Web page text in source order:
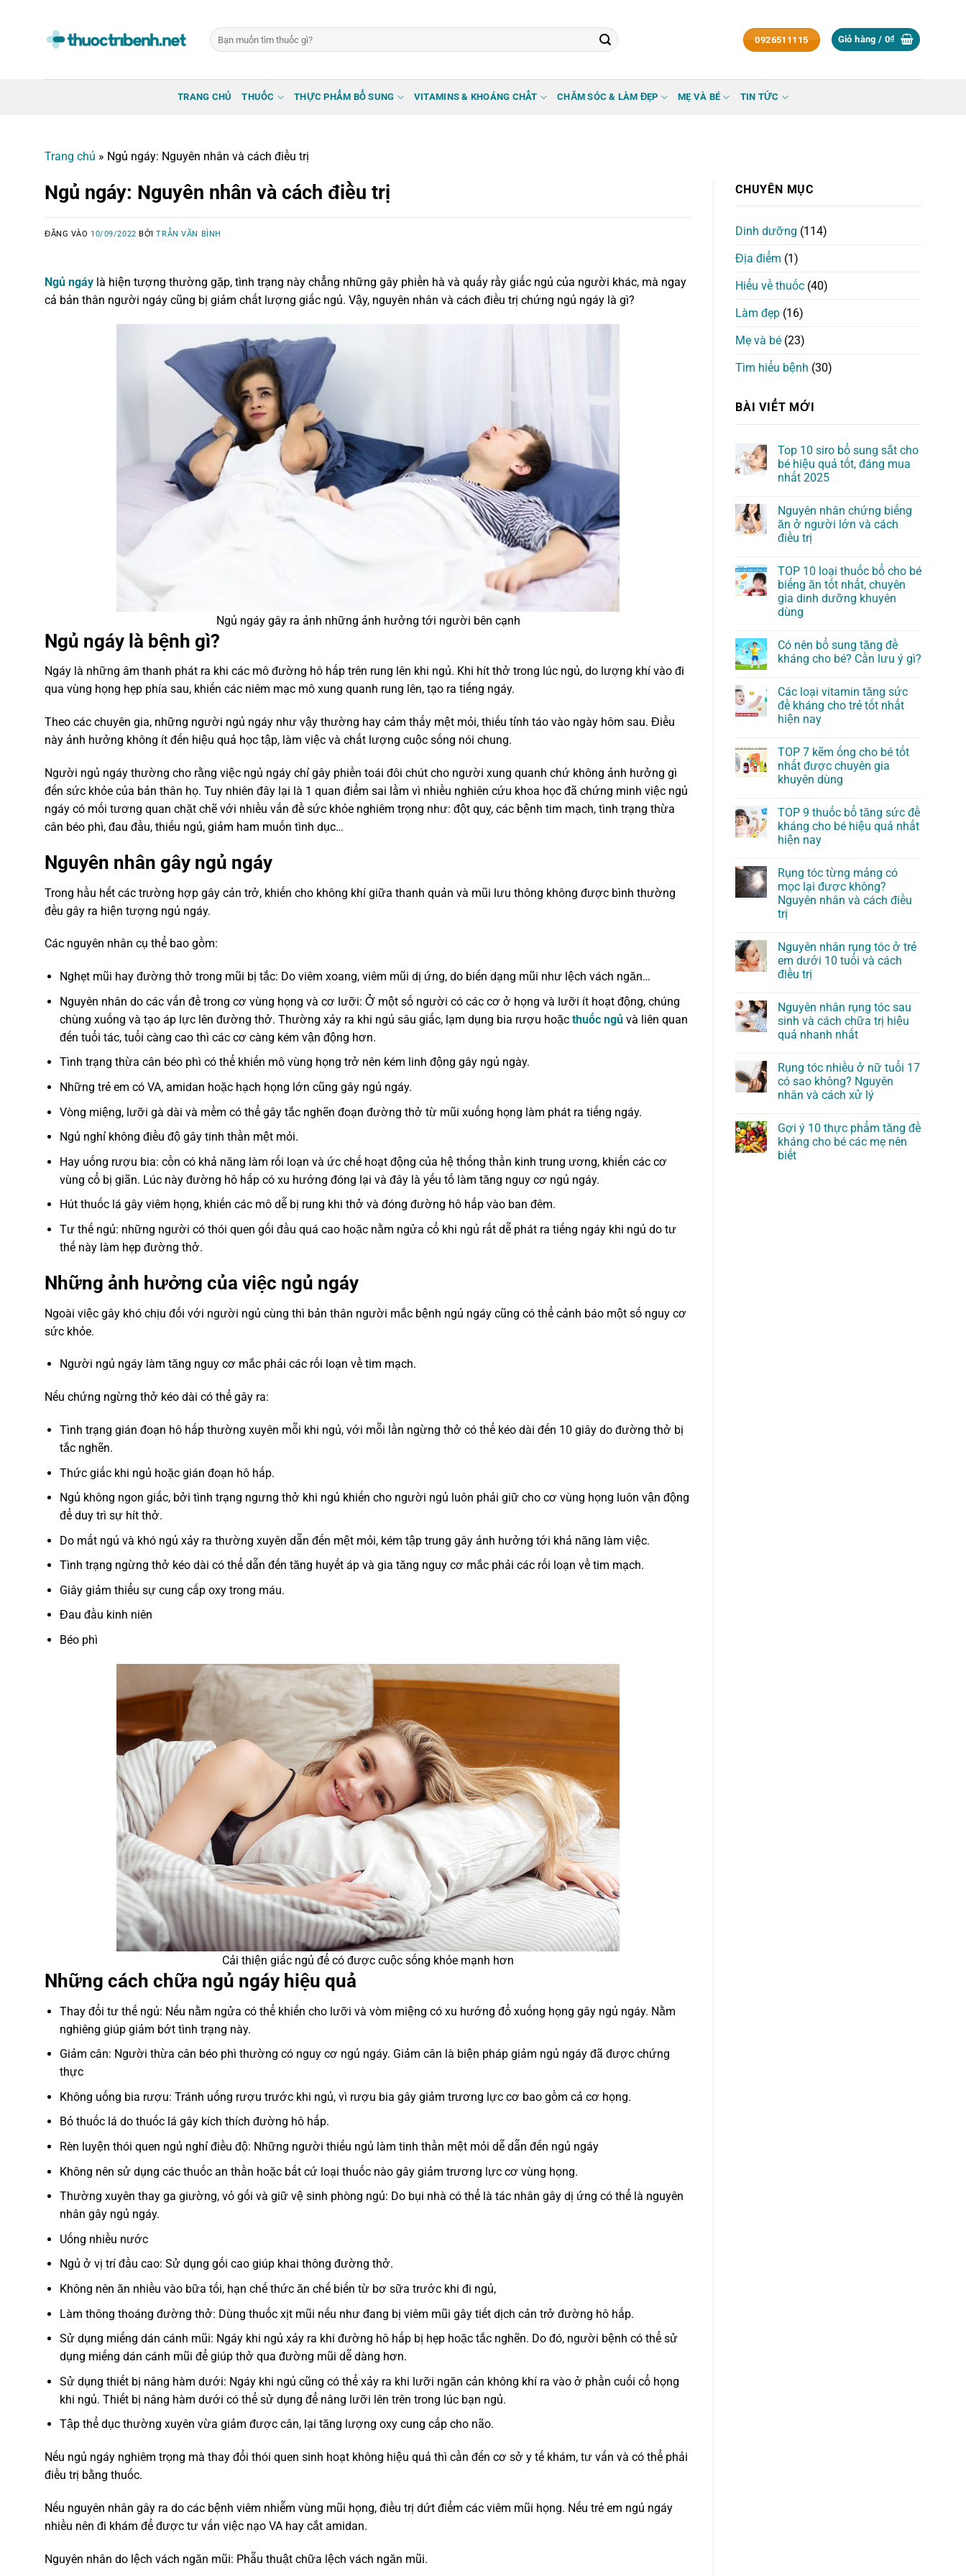
Tìm
kiếm:
0926511115 Giỏ hàng / 0₫
TRANG CHỦ THUỐC THỰC PHẨM BỔ SUNG VITAMINS & KHOÁNG CHẤT CHĂM SÓC & LÀM ĐẸP MẸ VÀ BÉ TIN TỨC
Trang chủ » Ngủ ngáy: Nguyên nhân và cách điều trị
Ngủ ngáy: Nguyên nhân và cách điều trị
ĐĂNG VÀO 10/09/2022 BỞITRẦN VĂN BÌNH
Ngủ ngáy là hiện tượng thường gặp, tình trạng này chẳng những gây phiền hà và quấy rầy giấc ngủ của người khác, mà ngay
cả bản thân người ngáy cũng bị giảm chất lượng giấc ngủ. Vậy, nguyên nhân và cách điều trị chứng ngủ ngáy là gì?
Ngủ ngáy gây ra ảnh những ảnh hưởng tới người bên cạnh
Ngủ ngáy là bệnh gì?
Ngáy là những âm thanh phát ra khi các mô đường hô hấp trên rung lên khi ngủ. Khi hít thở trong lúc ngủ, do lượng khí vào đi
qua vùng họng hẹp phía sau, khiến các niêm mạc mô xung quanh rung lên, tạo ra tiếng ngáy.
Theo các chuyên gia, những người ngủ ngáy như vậy thường hay cảm thấy mệt mỏi, thiếu tỉnh táo vào ngày hôm sau. Điều
này ảnh hưởng không ít đến hiệu quả học tập, làm việc và chất lượng cuộc sống nói chung.
Người ngủ ngáy thường cho rằng việc ngủ ngáy chỉ gây phiền toái đôi chút cho người xung quanh chứ không ảnh hưởng gì
đến sức khỏe của bản thân họ. Tuy nhiên đây lại là 1 quan điểm sai lầm vì nhiều nghiên cứu khoa học đã chứng minh việc ngủ
ngáy có mối tương quan chặt chẽ với nhiều vấn đề sức khỏe nghiêm trọng như: đột quỵ, các bệnh tim mạch, tình trạng thừa
cân béo phì, đau đầu, thiếu ngủ, giảm ham muốn tình dục…
Nguyên nhân gây ngủ ngáy
Trong hầu hết các trường hợp gây cản trở, khiến cho không khí giữa thanh quản và mũi lưu thông không được bình thường
đều gây ra hiện tượng ngủ ngáy.
Các nguyên nhân cụ thể bao gồm:
Nghẹt mũi hay đường thở trong mũi bị tắc: Do viêm xoang, viêm mũi dị ứng, do biến dạng mũi như lệch vách ngăn…
Nguyên nhân do các vấn đề trong cơ vùng họng và cơ lưỡi: Ở một số người có các cơ ở họng và lưỡi ít hoạt động, chúng
chùng xuống và tạo áp lực lên đường thở. Thường xảy ra khi ngủ sâu giấc, lạm dụng bia rượu hoặc thuốc ngủvà liên quan
đến tuổi tác, tuổi càng cao thì các cơ càng kém vận động hơn.
Tình trạng thừa cân béo phì có thể khiến mô vùng họng trở nên kém linh động gây ngủ ngày.
Những trẻ em có VA, amidan hoặc hạch họng lớn cũng gây ngủ ngáy.
Vòng miệng, lưỡi gà dài và mềm có thể gây tắc nghẽn đoạn đường thở từ mũi xuống họng làm phát ra tiếng ngáy.
Ngủ nghỉ không điều độ gây tinh thần mệt mỏi.
Hay uống rượu bia: cồn có khả năng làm rối loạn và ức chế hoạt động của hệ thống thần kinh trung ương, khiến các cơ
vùng cổ bị giãn. Lúc này đường hô hấp có xu hướng đóng lại và đây là yếu tố làm tăng nguy cơ ngủ ngáy.
Hút thuốc lá gây viêm họng, khiến các mô dễ bị rung khi thở và đóng đường hô hấp vào ban đêm.
Tư thế ngủ: những người có thói quen gối đầu quá cao hoặc nằm ngửa cổ khi ngủ rất dễ phát ra tiếng ngáy khi ngủ do tư
thế này làm hẹp đường thở.
Những ảnh hưởng của việc ngủ ngáy
Ngoài việc gây khó chịu đối với người ngủ cùng thì bản thân người mắc bệnh ngủ ngáy cũng có thể cảnh báo một số nguy cơ
sức khỏe.
Người ngủ ngáy làm tăng nguy cơ mắc phải các rối loạn về tim mạch.
Nếu chứng ngừng thở kéo dài có thể gây ra:
Tình trạng gián đoạn hô hấp thường xuyên mỗi khi ngủ, với mỗi lần ngừng thở có thể kéo dài đến 10 giây do đường thở bị
tắc nghẽn.
Thức giấc khi ngủ hoặc gián đoạn hô hấp.
Ngủ không ngon giấc, bởi tình trạng ngưng thở khi ngủ khiến cho người ngủ luôn phải giữ cho cơ vùng họng luôn vận động
để duy trì sự hít thở.
Do mất ngủ và khó ngủ xảy ra thường xuyên dẫn đến mệt mỏi, kém tập trung gây ảnh hưởng tới khả năng làm việc.
Tình trạng ngừng thở kéo dài có thể dẫn đến tăng huyết áp và gia tăng nguy cơ mắc phải các rối loạn về tim mạch.
Giây giảm thiểu sự cung cấp oxy trong máu.
Đau đầu kinh niên
Béo phì
Cải thiện giấc ngủ để có được cuộc sống khỏe mạnh hơn
Những cách chữa ngủ ngáy hiệu quả
Thay đổi tư thế ngủ: Nếu nằm ngửa có thể khiến cho lưỡi và vòm miệng có xu hướng đổ xuống họng gây ngủ ngáy. Nằm
nghiêng giúp giảm bớt tình trạng này.
Giảm cân: Người thừa cân béo phì thường có nguy cơ ngủ ngáy. Giảm cân là biện pháp giảm ngủ ngáy đã được chứng
thực
Không uống bia rượu: Tránh uống rượu trước khi ngủ, vì rượu bia gây giảm trương lực cơ bao gồm cả cơ họng.
Bỏ thuốc lá do thuốc lá gây kích thích đường hô hấp.
Rèn luyện thói quen ngủ nghỉ điều độ: Những người thiếu ngủ làm tinh thần mệt mỏi dễ dẫn đến ngủ ngáy
Không nên sử dụng các thuốc an thần hoặc bất cứ loại thuốc nào gây giảm trương lực cơ vùng họng.
Thường xuyên thay ga giường, vỏ gối và giữ vệ sinh phòng ngủ: Do bụi nhà có thể là tác nhân gây dị ứng có thể là nguyên
nhân gây ngủ ngáy.
Uống nhiều nước
Ngủ ở vị trí đầu cao: Sử dụng gối cao giúp khai thông đường thở.
Không nên ăn nhiều vào bữa tối, hạn chế thức ăn chế biến từ bơ sữa trước khi đi ngủ,
Làm thông thoáng đường thở: Dùng thuốc xịt mũi nếu như đang bị viêm mũi gây tiết dịch cản trở đường hô hấp.
Sử dụng miếng dán cánh mũi: Ngáy khi ngủ xảy ra khi đường hô hấp bị hẹp hoặc tắc nghẽn. Do đó, người bệnh có thể sử
dụng miếng dán cánh mũi để giúp thở qua đường mũi dễ dàng hơn.
Sử dụng thiết bị nâng hàm dưới: Ngáy khi ngủ cũng có thể xảy ra khi lưỡi ngăn cản không khí ra vào ở phần cuối cổ họng
khi ngủ. Thiết bị nâng hàm dưới có thể sử dụng để nâng lưỡi lên trên trong lúc bạn ngủ.
Tập thể dục thường xuyên vừa giảm được cân, lại tăng lượng oxy cung cấp cho não.
Nếu ngủ ngáy nghiêm trọng mà thay đổi thói quen sinh hoạt không hiệu quả thì cần đến cơ sở y tế khám, tư vấn và có thể phải
điều trị bằng thuốc.
Nếu nguyên nhân gây ra do các bệnh viêm nhiễm vùng mũi họng, điều trị dứt điểm các viêm mũi họng. Nếu trẻ em ngủ ngáy
nhiều nên đi khám để được tư vấn việc nạo VA hay cắt amidan.
Nguyên nhân do lệch vách ngăn mũi: Phẫu thuật chữa lệch vách ngăn mũi.
CHUYÊN MỤC
Dinh dưỡng (114)
Địa điểm (1)
Hiểu về thuốc (40)
Làm đẹp (16)
Mẹ và bé (23)
Tìm hiểu bệnh (30)
BÀI VIỂT MỚI
Top 10 siro bổ sung sắt cho
bé hiệu quả tốt, đáng mua
nhất 2025
Nguyên nhân chứng biếng
ăn ở người lớn và cách
điều trị
TOP 10 loại thuốc bổ cho bé
biếng ăn tốt nhất, chuyên
gia dinh dưỡng khuyên
dùng
Có nên bổ sung tăng đề
kháng cho bé? Cần lưu ý gì?
Các loại vitamin tăng sức
đề kháng cho trẻ tốt nhất
hiện nay
TOP 7 kẽm ống cho bé tốt
nhất được chuyên gia
khuyên dùng
TOP 9 thuốc bổ tăng sức đề
kháng cho bé hiệu quả nhất
hiện nay
Rụng tóc từng mảng có
mọc lại được không?
Nguyên nhân và cách điều
trị
Nguyên nhân rụng tóc ở trẻ
em dưới 10 tuổi và cách
điều trị
Nguyên nhân rụng tóc sau
sinh và cách chữa trị hiệu
quả nhanh nhất
Rụng tóc nhiều ở nữ tuổi 17
có sao không? Nguyên
nhân và cách xử lý
Gợi ý 10 thực phẩm tăng đề
kháng cho bé các mẹ nên
biết